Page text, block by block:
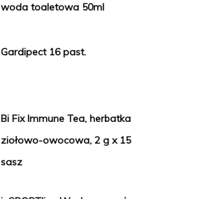
woda toaletowa 50ml
Gardipect 16 past.
Bi Fix Immune Tea, herbatka
ziołowo-owocowa, 2 g x 15
sasz